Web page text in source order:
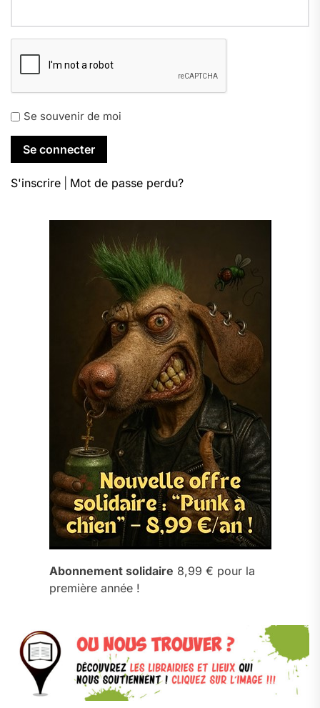
Se souvenir de moi
S'inscrire Mot de passe perdu?
Abonnement solidaire 8,99 € pour la
première année !